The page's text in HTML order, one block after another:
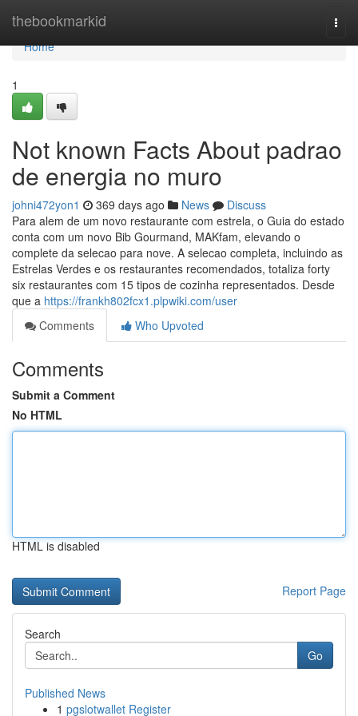
thebookmarkid
Home
Home
1
Not known Facts About padrao
de energia no muro
johni472yon1 369 days ago News
Discuss
Para alem de um novo restaurante com estrela, o Guia do estado
conta com um novo Bib Gourmand, MAKfam, elevando o
complete da selecao para nove. A selecao completa, incluindo as
Estrelas Verdes e os restaurantes recomendados, totaliza forty
six restaurantes com 15 tipos de cozinha representados. Desde
que a https://frankh802fcx1.plpwiki.com/user
Comments
Who Upvoted
Comments
Submit a Comment
No HTML
HTML is disabled
Report Page
Search
Go
Published News
1 pgslotwallet Register